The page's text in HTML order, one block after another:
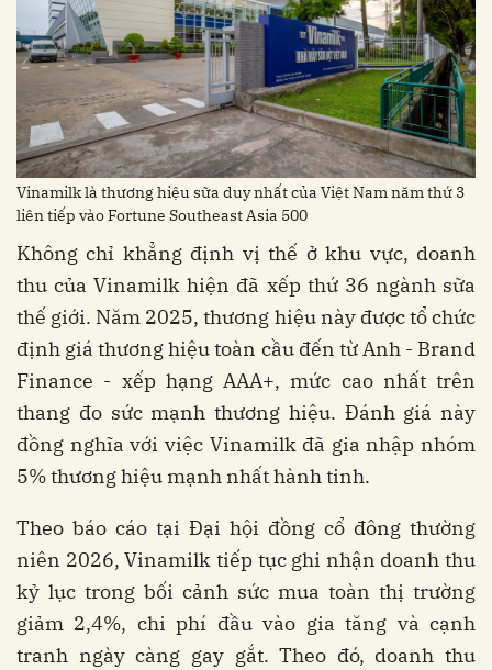
Vinamilk là thương hiệu sữa duy nhất của Việt Nam năm thứ 3
liên tiếp vào Fortune Southeast Asia 500
Không chỉ khẳng định vị thế ở khu vực, doanh
thu của Vinamilk hiện đã xếp thứ 36 ngành sữa
thế giới. Năm 2025, thương hiệu này được tổ chức
định giá thương hiệu toàn cầu đến từ Anh - Brand
Finance - xếp hạng AAA+, mức cao nhất trên
thang đo sức mạnh thương hiệu. Đánh giá này
đồng nghĩa với việc Vinamilk đã gia nhập nhóm
5% thương hiệu mạnh nhất hành tinh.
Theo báo cáo tại Đại hội đồng cổ đông thường
niên 2026, Vinamilk tiếp tục ghi nhận doanh thu
kỷ lục trong bối cảnh sức mua toàn thị trường
giảm 2,4%, chi phí đầu vào gia tăng và cạnh
tranh ngày càng gay gắt. Theo đó, doanh thu